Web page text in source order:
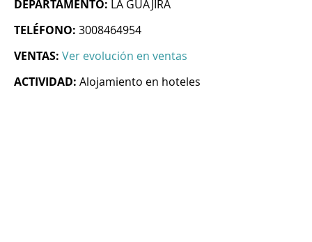
DEPARTAMENTO: LA GUAJIRA
TELÉFONO: 3008464954
VENTAS: Ver evolución en ventas
ACTIVIDAD: Alojamiento en hoteles